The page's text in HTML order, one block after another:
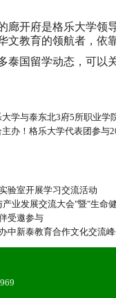
廊开府是格乐大学领
文教育的领航者，依
泰国留学动态，可以
学与泰东北3府5所职业学
办！格乐大学代表团参与
验室开展学习交流活动
产业发展交流大会"暨"生命
受邀参与
中新泰教育合作文化交流